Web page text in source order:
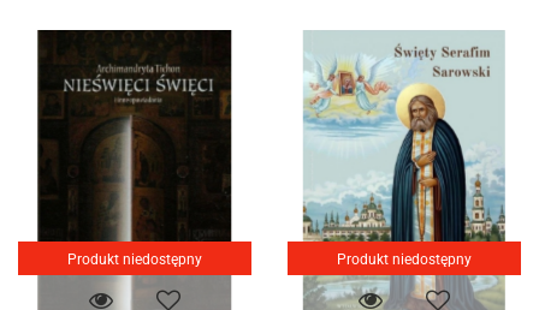
Produkt niedostępny Produkt niedostępny